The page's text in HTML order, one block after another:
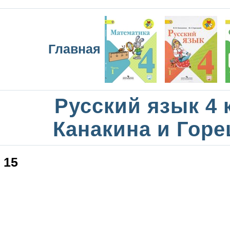
Главная
Русский язык 4
Канакина и
15